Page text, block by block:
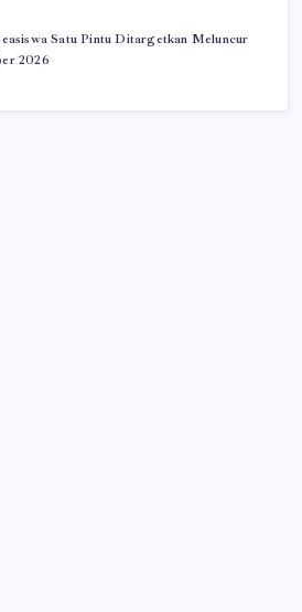
Satu Pintu Ditargetkan Meluncur
2026